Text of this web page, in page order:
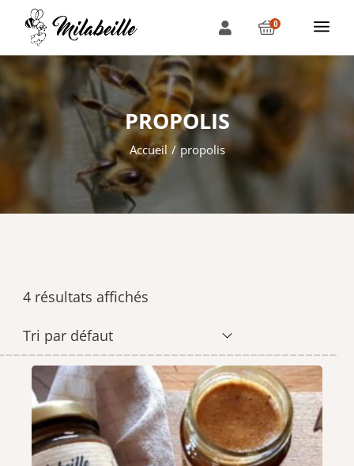
0
PROPOLIS
Accueil propolis
4 résultats affichés
Tri par défaut